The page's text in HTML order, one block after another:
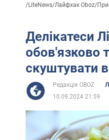
/LiteNews/Лайфхак Oboz/
Делікатеси
обов'язково
скуштувати
Редакція OBOZ
10.09.2024 21:59